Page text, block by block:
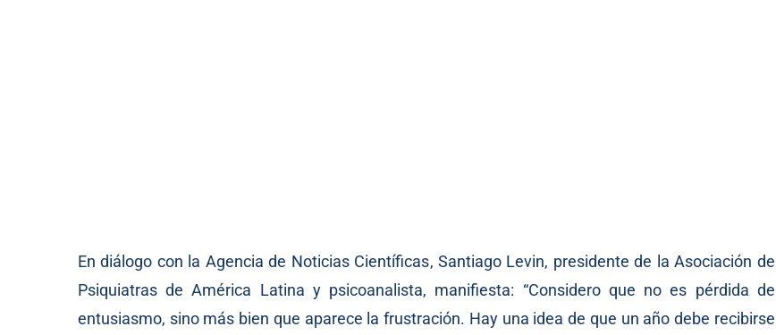
En diálogo con la Agencia de Noticias Científicas, Santiago Levin, presidente de la Asociación de
Psiquiatras de América Latina y psicoanalista, manifiesta: “Considero que no es pérdida de
entusiasmo, sino más bien que aparece la frustración. Hay una idea de que un año debe recibirse